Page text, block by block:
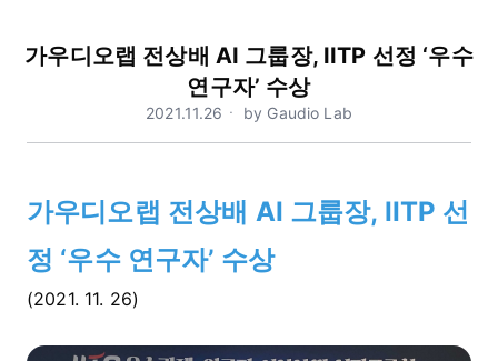
가우디오랩 전상배 AI 그룹장, IITP 선정 ‘우수
연구자’ 수상
2021.11.26ㆍ by Gaudio Lab
가우디오랩 전상배 AI 그룹장, IITP 선
정 ‘우수 연구자’ 수상
(2021. 11. 26)